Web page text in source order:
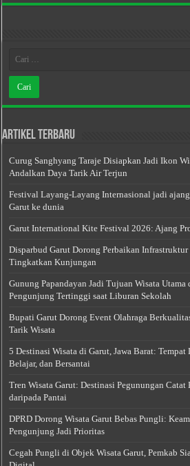
Artikel Terbaru
Curug Sanghyang Taraje Disiapkan Jadi Ikon
Andalkan Daya Tarik Air Terjun
Festival Layang-Layang Internasional jadi
Garut ke dunia
Garut International Kite Festival 2026: Ajang
Disparbud Garut Dorong Perbaikan
Tingkatkan Kunjungan
Gunung Papandayan Jadi Tujuan Wisata Utama
Pengunjung Tertinggi saat Liburan Sekolah
Bupati Garut Dorong Event Olahraga
Tarik Wisata
5 Destinasi Wisata di Garut, Jawa Barat:
Belajar, dan Bersantai
Tren Wisata Garut: Destinasi Pegunungan
daripada Pantai
DPRD Dorong Wisata Garut Bebas Pungli:
Pengunjung Jadi Prioritas
Cegah Pungli di Objek Wisata Garut, Pemkab